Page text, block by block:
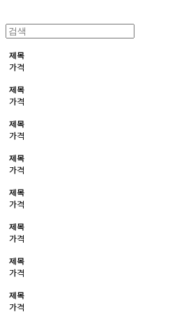
제목
가격
제목
가격
제목
가격
제목
가격
제목
가격
제목
가격
제목
가격
제목
가격